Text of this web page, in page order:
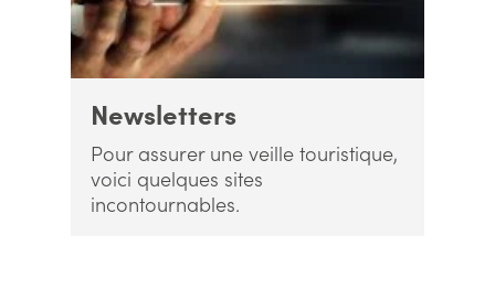
Newsletters
Pour assurer une veille touristique,
voici quelques sites
incontournables.